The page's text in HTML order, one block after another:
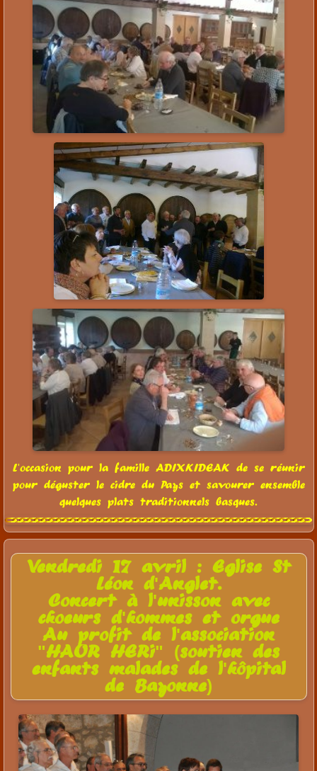
L'occasion pour la famille ADIXKIDEAK de se réunir
pour déguster le cidre du Pays et savourer ensemble
quelques plats traditionnels basques.
Vendredi 17 avril : Eglise St
Léon d'Anglet.
Concert à l'unisson avec
choeurs d'hommes et orgue
Au profit de l'association
"HAUR HERi" (soutien des
enfants malades de l'hôpital
de Bayonne)